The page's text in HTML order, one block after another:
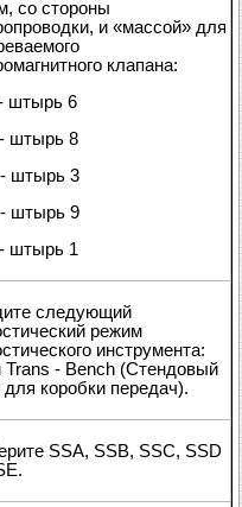
со стороны
и «массой» для
клапана:
штырь 6
штырь 8
штырь 3
штырь 9
штырь 1
следующий
режим
инструмента:
- Bench (Стендовый
коробки передач).
SSA, SSB, SSC, SSD